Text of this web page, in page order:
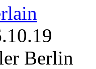
Berlin